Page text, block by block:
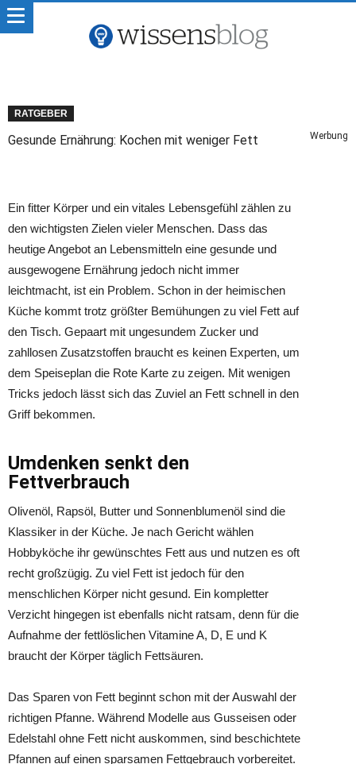
RATGEBER
Gesunde Ernährung: Kochen mit weniger Fett Werbung
Ein fitter Körper und ein vitales Lebensgefühl zählen zu
den wichtigsten Zielen vieler Menschen. Dass das
heutige Angebot an Lebensmitteln eine gesunde und
ausgewogene Ernährung jedoch nicht immer
leichtmacht, ist ein Problem. Schon in der heimischen
Küche kommt trotz größter Bemühungen zu viel Fett auf
den Tisch. Gepaart mit ungesundem Zucker und
zahllosen Zusatzstoffen braucht es keinen Experten, um
dem Speiseplan die Rote Karte zu zeigen. Mit wenigen
Tricks jedoch lässt sich das Zuviel an Fett schnell in den
Griff bekommen.
Umdenken senkt den
Fettverbrauch
Olivenöl, Rapsöl, Butter und Sonnenblumenöl sind die
Klassiker in der Küche. Je nach Gericht wählen
Hobbyköche ihr gewünschtes Fett aus und nutzen es oft
recht großzügig. Zu viel Fett ist jedoch für den
menschlichen Körper nicht gesund. Ein kompletter
Verzicht hingegen ist ebenfalls nicht ratsam, denn für die
Aufnahme der fettlöslichen Vitamine A, D, E und K
braucht der Körper täglich Fettsäuren.
Das Sparen von Fett beginnt schon mit der Auswahl der
richtigen Pfanne. Während Modelle aus Gusseisen oder
Edelstahl ohne Fett nicht auskommen, sind beschichtete
Pfannen auf einen sparsamen Fettgebrauch vorbereitet.